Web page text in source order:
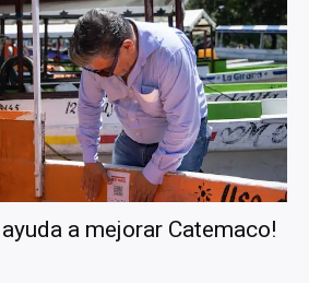
a mejorar Catemaco!